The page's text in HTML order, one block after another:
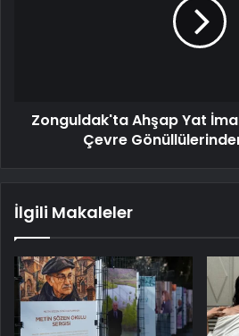
Zonguldak'ta Ahşap Yat
Çevre
İlgili Makaleler